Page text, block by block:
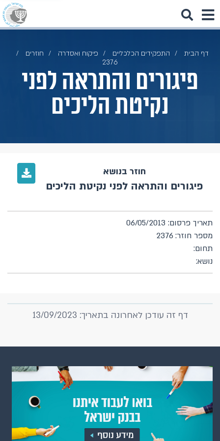
דף הבית התפקידים הכלכליים פיקוח ואסדרה
חוזרים
2376
פיגורים והתראה לפני
נקיטת הליכים
חוזר בנושא
פיגורים והתראה לפני נקיטת הליכים
תאריך פרסום: 06/05/2013
מספר חוזר: 2376
תחום:
נושא:
דף זה עודכן לאחרונה בתאריך: 13/09/2023